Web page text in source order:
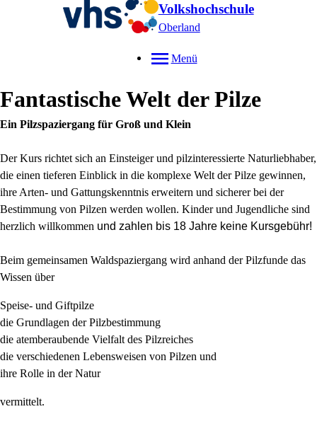
Volkshochschule
Oberland
Menü
Fantastische Welt der Pilze
Ein Pilzspaziergang für Groß und Klein
Der Kurs richtet sich an Einsteiger und pilzinteressierte Naturliebhaber,
die einen tieferen Einblick in die komplexe Welt der Pilze gewinnen,
ihre Arten- und Gattungskenntnis erweitern und sicherer bei der
Bestimmung von Pilzen werden wollen. Kinder und Jugendliche sind
herzlich willkommen und zahlen bis 18 Jahre keine Kursgebühr!
Beim gemeinsamen Waldspaziergang wird anhand der Pilzfunde das
Wissen über
Speise- und Giftpilze
die Grundlagen der Pilzbestimmung
die atemberaubende Vielfalt des Pilzreiches
die verschiedenen Lebensweisen von Pilzen und
ihre Rolle in der Natur
vermittelt.